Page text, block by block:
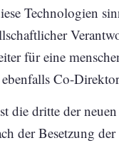
Technologien
für eine
Co-
die dritte der
der Besetzung